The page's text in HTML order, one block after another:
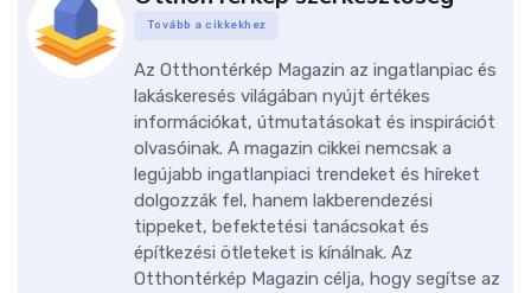
Tovább a cikkekhez
Az Otthontérkép Magazin az ingatlanpiac és
lakáskeresés világában nyújt értékes
információkat, útmutatásokat és inspirációt
olvasóinak. A magazin cikkei nemcsak a
legújabb ingatlanpiaci trendeket és híreket
dolgozzák fel, hanem lakberendezési
tippeket, befektetési tanácsokat és
építkezési ötleteket is kínálnak. Az
Otthontérkép Magazin célja, hogy segítse az